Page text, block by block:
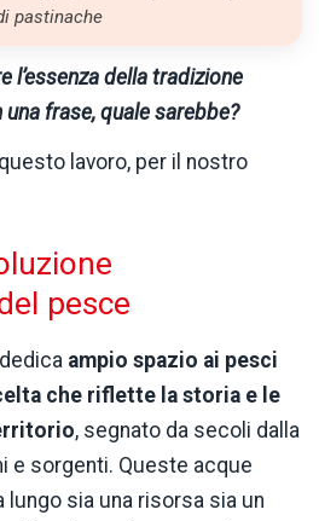
pastinache
l’essenza della tradizione
frase, quale sarebbe?
lavoro, per il nostro
pesce
ampio spazio ai pesci
che riflette la storia e le
, segnato da secoli dalla
e sorgenti. Queste acque
lungo sia una risorsa sia un